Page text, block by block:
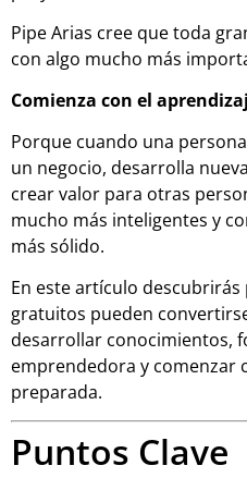
Pipe Arias cree que toda
con algo mucho más
Comienza con el
Porque cuando una
un negocio, desarrolla
crear valor para otras
mucho más inteligentes y
más sólido.
En este artículo
gratuitos pueden
desarrollar conocimientos,
emprendedora y comenzar
preparada.
Puntos Clave